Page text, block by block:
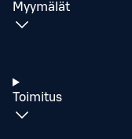
Myymälät
Toimitus